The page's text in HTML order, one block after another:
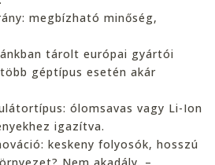
megbízható minőség,
tárolt európai gyártói
géptípus esetén akár
ólomsavas vagy Li-Ion
igazítva.
keskeny folyosók, hosszú